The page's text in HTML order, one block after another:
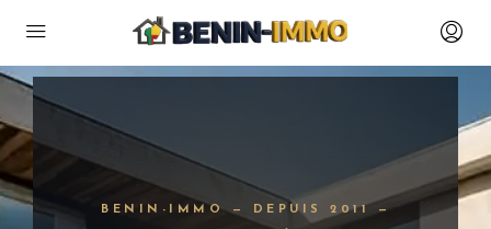
BENIN-IMMO — DEPUIS 2011 —